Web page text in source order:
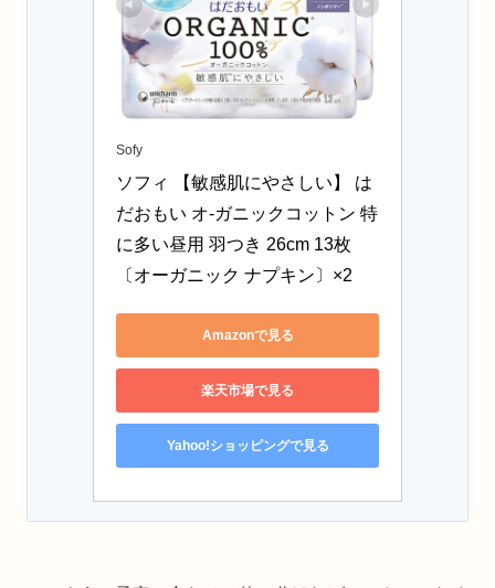
Sofy
ソフィ 【敏感肌にやさしい】 は
だおもい オ-ガニックコットン 特
に多い昼用 羽つき 26cm 13枚
〔オーガニック ナプキン〕×2
Amazonで見る
楽天市場で見る
Yahoo!ショッピングで見る